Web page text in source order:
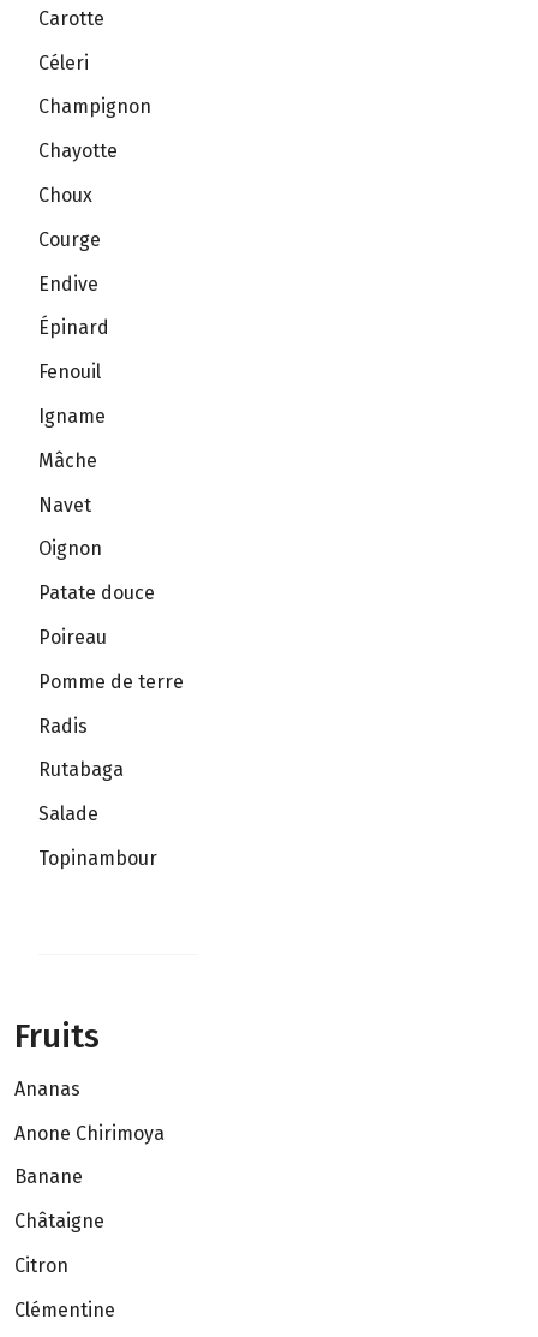
Carotte
Céleri
Champignon
Chayotte
Choux
Courge
Endive
Épinard
Fenouil
Igname
Mâche
Navet
Oignon
Patate douce
Poireau
Pomme de terre
Radis
Rutabaga
Salade
Topinambour
Fruits
Ananas
Anone Chirimoya
Banane
Châtaigne
Citron
Clémentine